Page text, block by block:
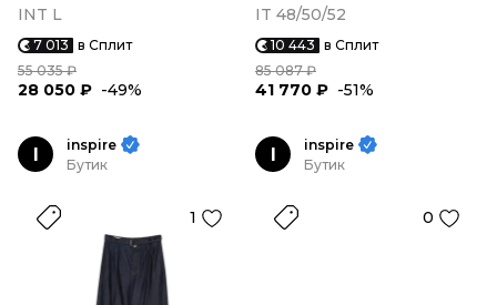
INT L
7 013 в Сплит
55 035 ₽
28 050 ₽ -49%
IT 48/50/52
10 443 в Сплит
85 087 ₽
41 770 ₽ -51%
I
inspire
Бутик
1
I
inspire
Бутик
0